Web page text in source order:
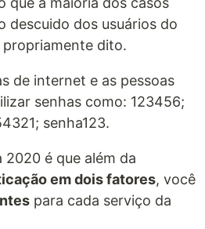
descuido dos usuários do
dito.
de internet e as pessoas
senhas como: 123456;
senha123.
é que além da
em dois fatores, você
para cada serviço da